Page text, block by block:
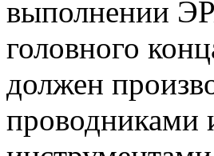
выполнении
головного
должен
проводниками